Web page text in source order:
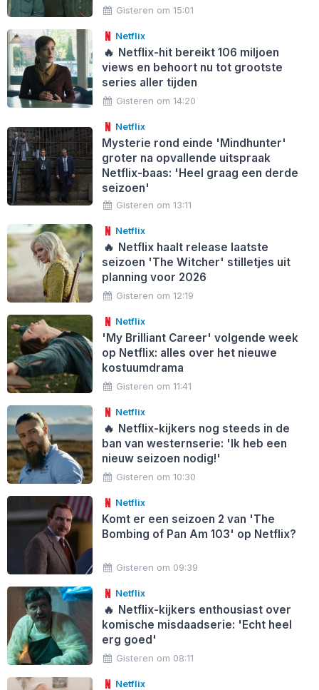
Gisteren om 15:01
Netflix
🔥 Netflix-hit bereikt 106 miljoen
views en behoort nu tot grootste
series aller tijden
Gisteren om 14:20
Netflix
Mysterie rond einde 'Mindhunter'
groter na opvallende uitspraak
Netflix-baas: 'Heel graag een derde
seizoen'
Gisteren om 13:11
Netflix
🔥 Netflix haalt release laatste
seizoen 'The Witcher' stilletjes uit
planning voor 2026
Gisteren om 12:19
Netflix
'My Brilliant Career' volgende week
op Netflix: alles over het nieuwe
kostuumdrama
Gisteren om 11:41
Netflix
🔥 Netflix-kijkers nog steeds in de
ban van westernserie: 'Ik heb een
nieuw seizoen nodig!'
Gisteren om 10:30
Netflix
Komt er een seizoen 2 van 'The
Bombing of Pan Am 103' op Netflix?
Gisteren om 09:39
Netflix
🔥 Netflix-kijkers enthousiast over
komische misdaadserie: 'Echt heel
erg goed'
Gisteren om 08:11
Netflix